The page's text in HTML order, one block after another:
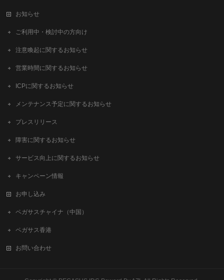
お知らせ
ご利用中・検討中の方向け
注意喚起に関するお知らせ
営業時間に関するお知らせ
ICPに関するお知らせ
メンテナンス予定に関するお知らせ
プレスリリース
障害に関するお知らせ
サービス向上に関するお知らせ
キャンペーン情報
お申し込み
ペガサスチャイナ（中国）
ペガサス香港
お問い合わせ